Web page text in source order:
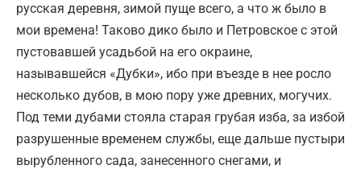
русская деревня, зимой пуще всего, а что ж было в
мои времена! Таково дико было и Петровское с этой
пустовавшей усадьбой на его окраине,
называвшейся «Дубки», ибо при въезде в нее росло
несколько дубов, в мою пору уже древних, могучих.
Под теми дубами стояла старая грубая изба, за избой
разрушенные временем службы, еще дальше пустыри
вырубленного сада, занесенного снегами, и